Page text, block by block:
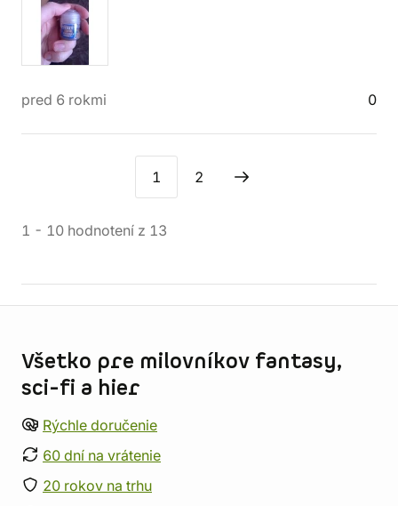
pred 6 rokmi 0
1 2
1 - 10 hodnotení z 13
Všetko pre milovníkov fantasy,
sci-fi a hier
Rýchle doručenie
60 dní na vrátenie
20 rokov na trhu